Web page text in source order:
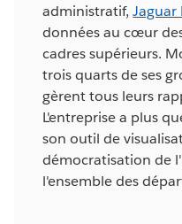
administratif,Jaguar
données au cœur
cadres supérieurs.
trois quarts de ses
gèrent tous leurs
L'entreprise a plus
son outil de
démocratisation de
l'ensemble des